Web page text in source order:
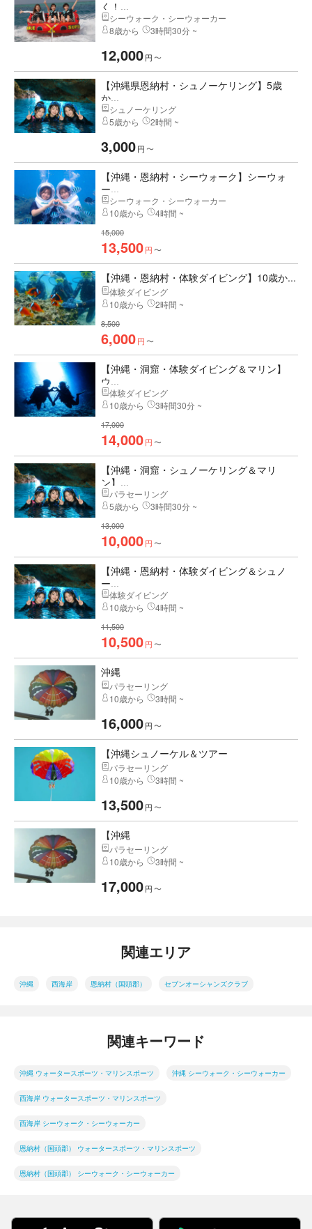
く！...
シーウォーク・シーウォーカー
8歳から
3時間30分 ~
12,000円 〜
【沖縄県恩納村・シュノーケリング】5歳
か...
シュノーケリング
5歳から
2時間 ~
3,000円 〜
【沖縄・恩納村・シーウォーク】シーウォ
ー...
シーウォーク・シーウォーカー
10歳から
4時間 ~
15,000
13,500円 〜
【沖縄・恩納村・体験ダイビング】10歳か...
体験ダイビング
10歳から
2時間 ~
8,500
6,000円 〜
【沖縄・洞窟・体験ダイビング＆マリン】
ウ...
体験ダイビング
10歳から
3時間30分 ~
17,000
14,000円 〜
【沖縄・洞窟・シュノーケリング＆マリ
ン】...
パラセーリング
5歳から
3時間30分 ~
13,000
10,000円 〜
【沖縄・恩納村・体験ダイビング＆シュノ
ー...
体験ダイビング
10歳から
4時間 ~
11,500
10,500円 〜
沖縄
パラセーリング
10歳から
3時間 ~
16,000円 〜
【沖縄シュノーケル＆ツアー
パラセーリング
10歳から
3時間 ~
13,500円 〜
【沖縄
パラセーリング
10歳から
3時間 ~
17,000円 〜
関連エリア
沖縄 西海岸 恩納村（国頭郡） セブンオーシャンズクラブ
関連キーワード
沖縄 ウォータースポーツ・マリンスポーツ 沖縄 シーウォーク・シーウォーカー
西海岸 ウォータースポーツ・マリンスポーツ
西海岸 シーウォーク・シーウォーカー
恩納村（国頭郡） ウォータースポーツ・マリンスポーツ
恩納村（国頭郡） シーウォーク・シーウォーカー